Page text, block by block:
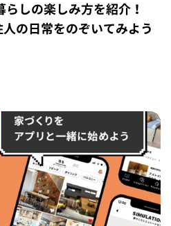
しの楽しみ方を紹介！
の日常をのぞいてみよう